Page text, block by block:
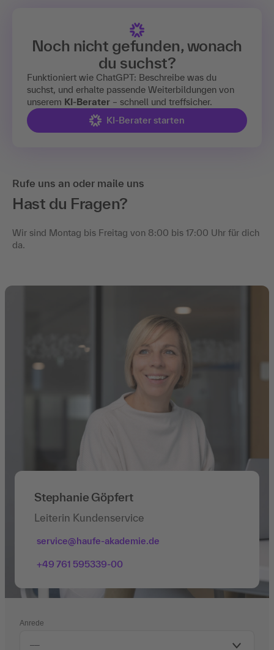
Noch nicht gefunden, wonach
du suchst?
Funktioniert wie ChatGPT: Beschreibe was du
suchst, und erhalte passende Weiterbildungen von
unserem KI-Berater – schnell und treffsicher.
KI-Berater starten
Rufe uns an oder maile uns
Hast du Fragen?
Wir sind Montag bis Freitag von 8:00 bis 17:00 Uhr für dich
da.
Stephanie Göpfert
Leiterin Kundenservice
service@haufe-akademie.de
+49 761 595339-00
Anrede